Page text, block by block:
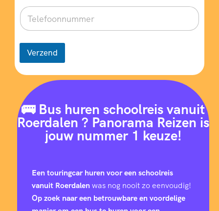
Verzend
🚌 Bus huren schoolreis vanuit
Roerdalen ? Panorama Reizen is
jouw nummer 1 keuze!
Een touringcar huren voor een schoolreis
vanuit Roerdalenwas nog nooit zo eenvoudig!
Op zoek naar een betrouwbare en voordelige